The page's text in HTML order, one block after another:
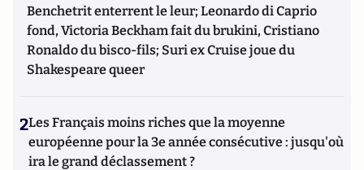
Benchetrit enterrent le leur; Leonardo di Caprio
fond, Victoria Beckham fait du brukini, Cristiano
Ronaldo du bisco-fils; Suri ex Cruise joue du
Shakespeare queer
2Les Français moins riches que la moyenne
européenne pour la 3e année consécutive : jusqu'où
ira le grand déclassement ?